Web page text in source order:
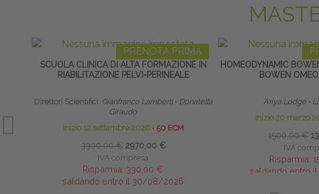
PRENOTA PRIMA
SCUOLA CLINICA DI ALTA FORMAZIONE IN
RIABILITAZIONE PELVI-PERINEALE
Direttori Scientifici: Gianfranco Lamberti ∙ Donatella
Giraudo
inizio 12 settembre 2026 ∙ 50 ECM
3300,00 € 2970,00 €
IVA compresa
Risparmia: 330,00 €
saldando entro il 30/08/2026
HOMEODYNAMIC
BOWEN
Ariya Lodge ∙
inizio 20 marzo
1500,00 €
IVA
Risparmia:
saldando entro